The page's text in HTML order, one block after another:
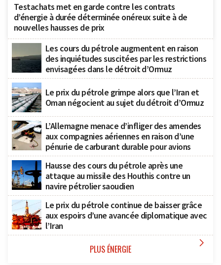
Testachats met en garde contre les contrats
d’énergie à durée déterminée onéreux suite à de
nouvelles hausses de prix
Les cours du pétrole augmentent en raison
des inquiétudes suscitées par les restrictions
envisagées dans le détroit d’Ormuz
Le prix du pétrole grimpe alors que l’Iran et
Oman négocient au sujet du détroit d’Ormuz
L’Allemagne menace d’infliger des amendes
aux compagnies aériennes en raison d’une
pénurie de carburant durable pour avions
Hausse des cours du pétrole après une
attaque au missile des Houthis contre un
navire pétrolier saoudien
Le prix du pétrole continue de baisser grâce
aux espoirs d’une avancée diplomatique avec
l’Iran
PLUS ÉNERGIE 